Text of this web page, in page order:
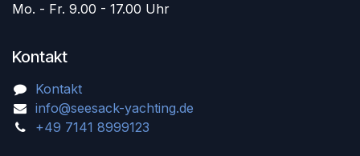
Mo. - Fr. 9.00 - 17.00 Uhr
Kontakt
Kontakt
info@seesack-yachting.de
+49 7141 8999123